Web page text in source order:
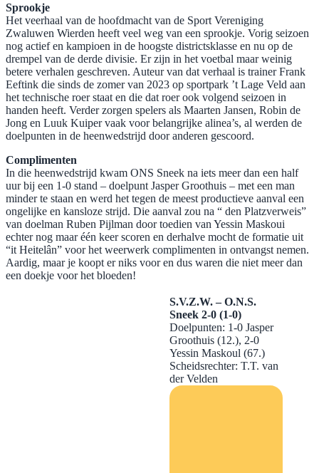
Sprookje
Het veerhaal van de hoofdmacht van de Sport Vereniging
Zwaluwen Wierden heeft veel weg van een sprookje. Vorig seizoen
nog actief en kampioen in de hoogste districtsklasse en nu op de
drempel van de derde divisie. Er zijn in het voetbal maar weinig
betere verhalen geschreven. Auteur van dat verhaal is trainer Frank
Eeftink die sinds de zomer van 2023 op sportpark ’t Lage Veld aan
het technische roer staat en die dat roer ook volgend seizoen in
handen heeft. Verder zorgen spelers als Maarten Jansen, Robin de
Jong en Luuk Kuiper vaak voor belangrijke alinea’s, al werden de
doelpunten in de heenwedstrijd door anderen gescoord.
Complimenten
​In die heenwedstrijd kwam ONS Sneek na iets meer dan een half
uur bij een 1-0 stand – doelpunt Jasper Groothuis – met een man
minder te staan en werd het tegen de meest productieve aanval een
ongelijke en kansloze strijd. Die aanval zou na “ den Platzverweis”
van doelman Ruben Pijlman door toedien van Yessin Maskoui
echter nog maar één keer scoren en derhalve mocht de formatie uit
“it Heitelân” voor het weerwerk complimenten in ontvangst nemen.
Aardig, maar je koopt er niks voor en dus waren die niet meer dan
een doekje voor het bloeden!
S.V.Z.W. – O.N.S.
Sneek 2-0 (1-0)
Doelpunten: 1-0 Jasper
Groothuis (12.), 2-0
Yessin Maskoul (67.)
Scheidsrechter: T.T. van
der Velden